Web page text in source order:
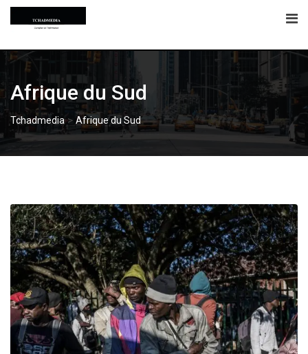
Skip
Afrique du Sud
Tchadmedia> Afrique du Sud